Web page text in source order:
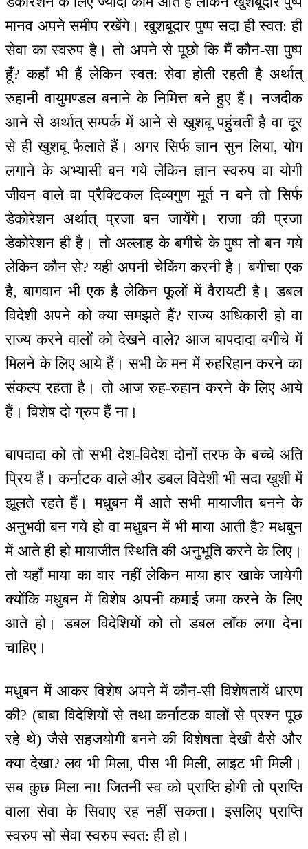
मानव अपने समीप रखेंगे। खुशबूदार पुष्प सदा ही स्वत: ही
सेवा का स्वरुप है। तो अपने से पूछो कि मैं कौन-सा पुष्प
हूँ? कहाँ भी हैं लेकिन स्वत: सेवा होती रहती है अर्थात्
रुहानी वायुमण्डल बनाने के निमित्त बने हुए हैं। नजदीक
आने से अर्थात् सम्पर्क में आने से खुशबू पहुंचती है वा दूर
से ही खुशबू फैलाते हैं। अगर सिर्फ ज्ञान सुन लिया, योग
लगाने के अभ्यासी बन गये लेकिन ज्ञान स्वरुप वा योगी
जीवन वाले वा प्रैक्टिकल दिव्यगुण मूर्त न बने तो सिर्फ
डेकोरेशन अर्थात् प्रजा बन जायेंगे। राजा की प्रजा
डेकोरेशन ही है। तो अल्लाह के बगीचे के पुष्प तो बन गये
लेकिन कौन से? यही अपनी चेकिंग करनी है। बगीचा एक
है, बागवान भी एक है लेकिन फूलों में वैरायटी है। डबल
विदेशी अपने को क्या समझते हैं? राज्य अधिकारी हो वा
राज्य करने वालों को देखने वाले? आज बापदादा बगीचे में
मिलने के लिए आये हैं। सभी के मन में रुहरिहान करने का
संकल्प रहता है। तो आज रुह-रुहान करने के लिए आये
हैं। विशेष दो ग्रुप हैं ना।
बापदादा को तो सभी देश-विदेश दोनों तरफ के बच्चे अति
प्रिय हैं। कर्नाटक वाले और डबल विदेशी भी सदा खुशी में
झूलते रहते हैं। मधुबन में आते सभी मायाजीत बनने के
अनुभवी बन गये हो वा मधुबन में भी माया आती है? मधबुन
में आते ही हो मायाजीत स्थिति की अनुभूति करने के लिए।
तो यहाँ माया का वार नहीं लेकिन माया हार खाके जायेगी
क्योंकि मधुबन में विशेष अपनी कमाई जमा करने के लिए
आते हो। डबल विदेशियों को तो डबल लॉक लगा देना
चाहिए।
मधुबन में आकर विशेष अपने में कौन-सी विशेषतायें धारण
की? (बाबा विदेशियों से तथा कर्नाटक वालों से प्रश्न पूछ
रहे थे) जैसे सहजयोगी बनने की विशेषता देखी वैसे और
क्या देखा? लव भी मिला, पीस भी मिली, लाइट भी मिली।
सब कुछ मिला ना! जितनी स्व को प्राप्ति होगी तो प्राप्ति
वाला सेवा के सिवाए रह नहीं सकता। इसलिए प्राप्ति
स्वरुप सो सेवा स्वरुप स्वत: ही हो।